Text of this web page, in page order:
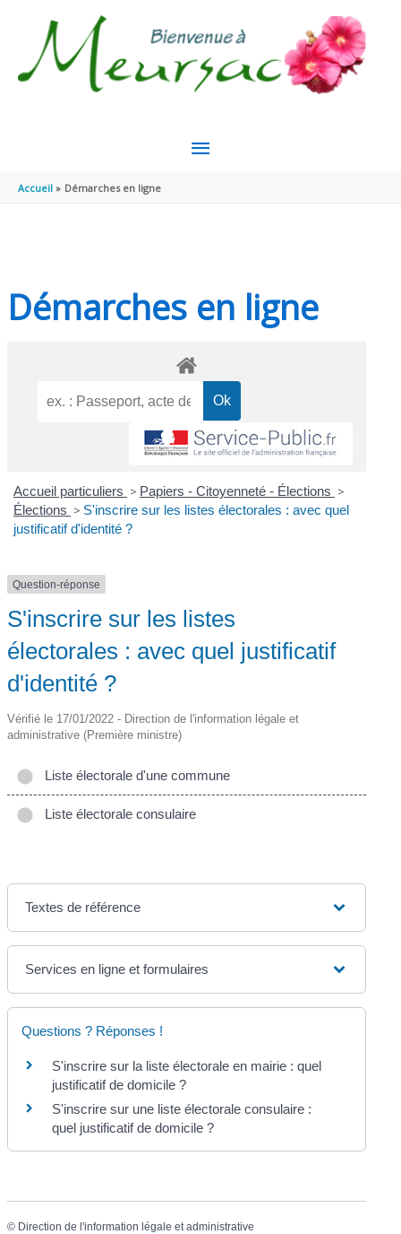
MENU
Accueil Démarches en ligne
Démarches en ligne
Accueil particuliers > Papiers - Citoyenneté - Élections >
Élections > S'inscrire sur les listes électorales : avec quel
justificatif d'identité ?
Question-réponse
S'inscrire sur les listes
électorales : avec quel justificatif
d'identité ?
Vérifié le 17/01/2022 - Direction de l'information légale et
administrative (Première ministre)
Liste électorale d'une commune
Liste électorale consulaire
Textes de référence
Services en ligne et formulaires
Questions ? Réponses !
S'inscrire sur la liste électorale en mairie : quel
justificatif de domicile ?
S'inscrire sur une liste électorale consulaire :
quel justificatif de domicile ?
© Direction de l'information légale et administrative